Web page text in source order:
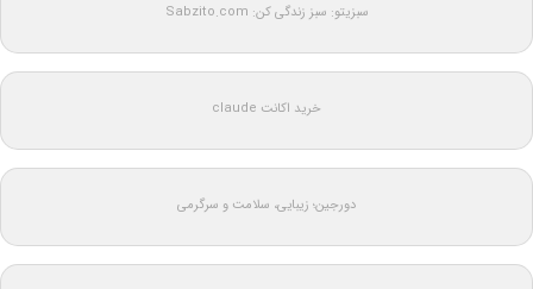
سبزیتو: سبز زندگی کن: Sabzito.com
خرید اکانت claude
دورجین؛ زیبایی، سلامت و سرگرمی